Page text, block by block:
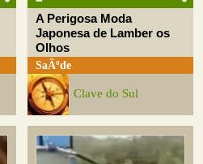
A Perigosa Moda
Japonesa de Lamber os
Olhos
SaÃºde
Clave do Sul